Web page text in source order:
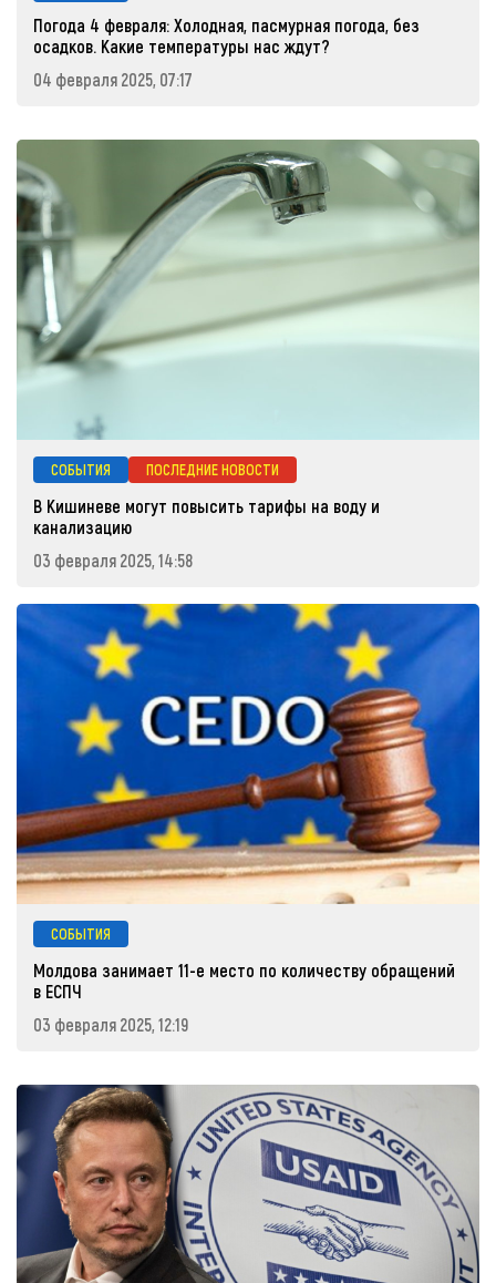
Погода 4 февраля: Холодная, пасмурная погода, без
осадков. Какие температуры нас ждут?
04 февраля 2025, 07:17
СОБЫТИЯ ПОСЛЕДНИЕ НОВОСТИ
В Кишиневе могут повысить тарифы на воду и
канализацию
03 февраля 2025, 14:58
СОБЫТИЯ
Молдова занимает 11-е место по количеству обращений
в ЕСПЧ
03 февраля 2025, 12:19